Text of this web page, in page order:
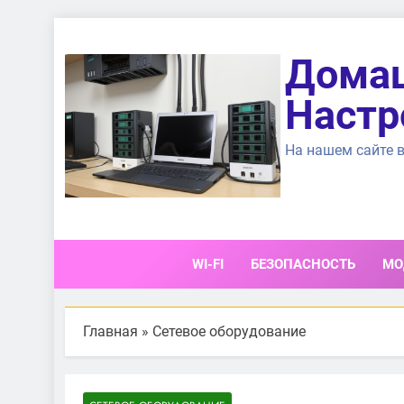
содержимому
На нашем сайте
WI-FI БЕЗОПАСНОСТЬ
Главная » Сетевое оборудование